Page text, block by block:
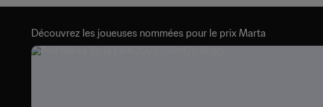
Découvrez les joueuses nommées pour le prix Marta